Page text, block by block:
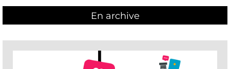
En archive